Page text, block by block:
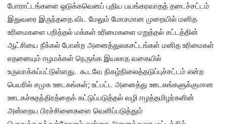
போராட்டங்களை ஒடுக்கவெனப் புதிய பயங்கரவாதத் தடைச்சட்டம்
இதுவரை இருந்ததை விட மேலும் மோசமான முறையில் மனித
உரிமைகளை பறித்தல் மக்கள் உரிமைகளை மறுத்தல் சட்டத்தின்
ஆட்சியை நீக்கல் போன்ற அனைத்துலகசட்டங்கள் மனித உரிமைகள்
எதனையும் ஈழமக்கள் நெருங்க இயலாத வகையில்
உருவாக்கப்பட்டுள்ளது. கூடவே நிகழ்நிலைத்தடுப்புச்சட்டம் என்ற
பெயரில் சமுக ஊடகங்கள்; உட்பட்ட அனைத்து ஊடகங்களுக்குமான
ஊடகச்சுதந்திரத்தைக் கட்டுப்படுத்தல் வழி ஈழத்தமிழர்களின்
அன்றைய பிரச்சினைகளை வெளிப்படுத்தும்